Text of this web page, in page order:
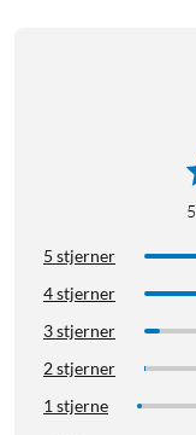
5 stjerner
4 stjerner
3 stjerner
2 stjerner
1 stjerne